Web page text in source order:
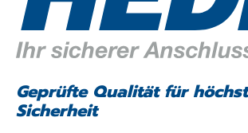
Geprüfte Qualität für
Sicherheit